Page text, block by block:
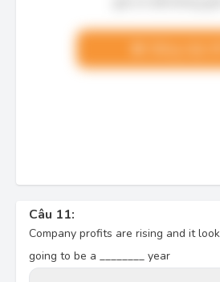
Câu 11:
Company profits are rising and it
going to be a ________ year